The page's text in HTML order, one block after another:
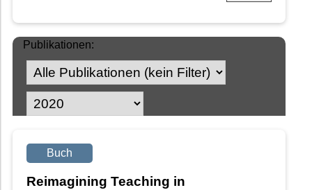
Publikationen:
Buch
Reimagining Teaching in